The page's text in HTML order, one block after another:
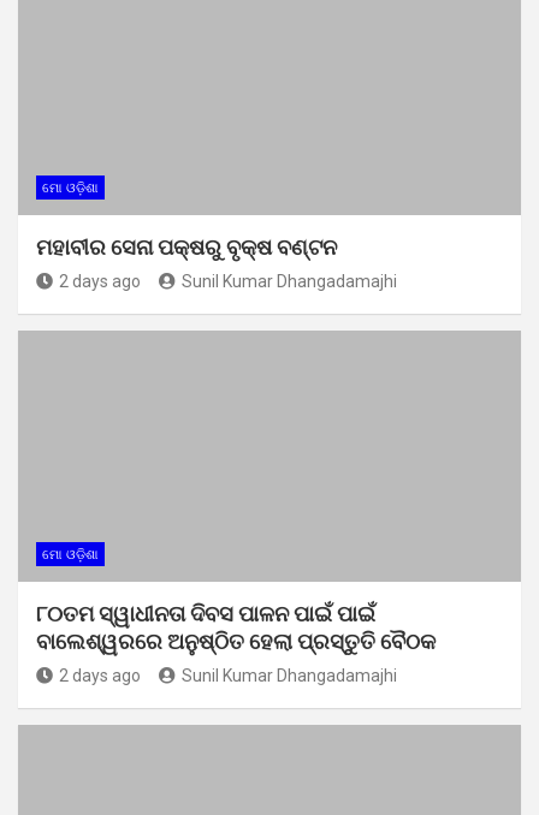
ମୋ ଓଡ଼ିଶା
ମହାବୀର ସେନା ପକ୍ଷରୁ ବୃକ୍ଷ ବଣ୍ଟନ
2 days ago Sunil Kumar Dhangadamajhi
ମୋ ଓଡ଼ିଶା
୮୦ତମ ସ୍ୱାଧୀନତା ଦିବସ ପାଳନ ପାଇଁ ପାଇଁ
ବାଲେଶ୍ୱରରେ ଅନୁଷ୍ଠିତ ହେଲା ପ୍ରସ୍ତୁତି ବୈଠକ
2 days ago Sunil Kumar Dhangadamajhi